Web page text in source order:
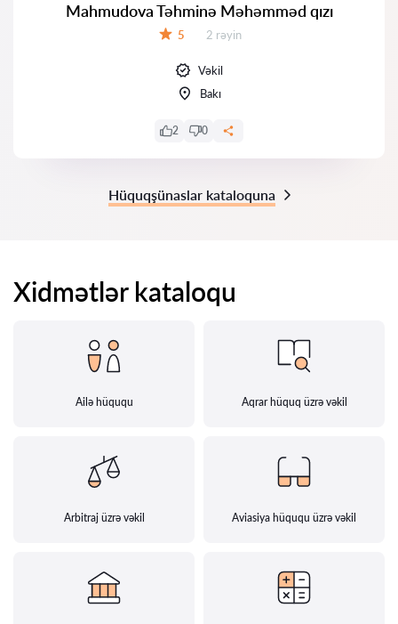
Mahmudova Təhminə Məhəmməd qızı
5 Rəylər:
2 rəyin
Vəkil
Bakı
2 0
Hüquqşünaslar kataloquna
Xidmətlər kataloqu
Ailə hüququ Aqrar hüquq üzrə vəkil
Arbitraj üzrə vəkil Aviasiya hüququ üzrə vəkil